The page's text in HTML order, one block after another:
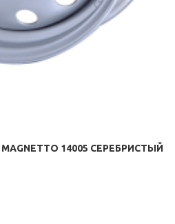
MAGNETTO 14005 СЕРЕБРИСТЫЙ